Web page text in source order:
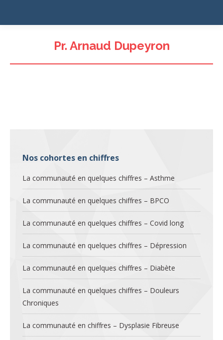
Pr. Arnaud Dupeyron
Nos cohortes en chiffres
La communauté en quelques chiffres – Asthme
La communauté en quelques chiffres – BPCO
La communauté en quelques chiffres – Covid long
La communauté en quelques chiffres – Dépression
La communauté en quelques chiffres – Diabète
La communauté en quelques chiffres – Douleurs
Chroniques
La communauté en chiffres – Dysplasie Fibreuse